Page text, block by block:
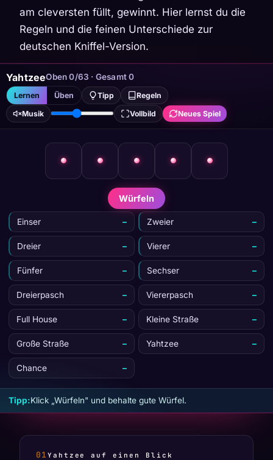
am cleversten füllt, gewinnt. Hier lernst du die
Regeln und die feinen Unterschiede zur
deutschen Kniffel-Version.
YahtzeeOben 0/63 · Gesamt 0
Lernen Üben Tipp
Regeln
Musik
Vollbild Neues Spiel
Würfeln
Einser – Zweier –
Dreier – Vierer –
Fünfer – Sechser –
Dreierpasch – Viererpasch –
Full House – Kleine Straße –
Große Straße – Yahtzee –
Chance –
Tipp:Klick „Würfeln" und behalte gute Würfel.
Yahtzee auf einen Blick